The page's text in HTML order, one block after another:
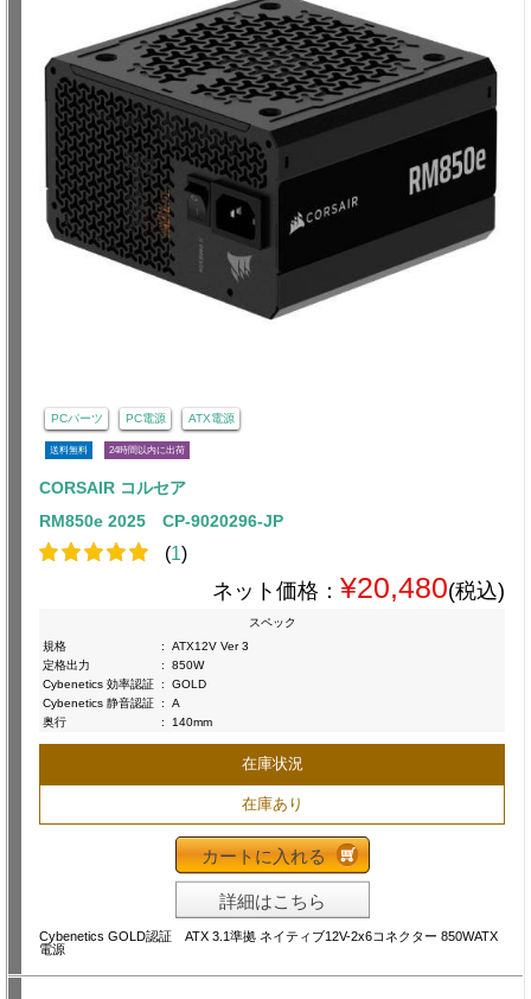
PCパーツ PC電源 ATX電源
送料無料 24時間以内に出荷
CORSAIR コルセア
RM850e 2025 CP-9020296-JP
(1)
ネット価格： ¥20,480(税込)
スペック
規格
:
ATX12V Ver 3
定格出力
:
850W
Cybenetics 効率認証 :
GOLD
Cybenetics 静音認証 :
A
奥行
: 140mm
在庫状況
在庫あり
カートに入れる
詳細はこちら
Cybenetics GOLD認証 ATX 3.1準拠 ネイティブ12V-2x6コネクター 850WATX
電源